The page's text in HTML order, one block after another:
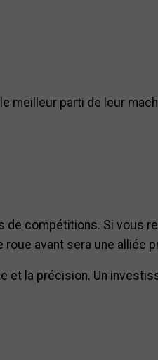
meilleur parti de leur
de compétitions. Si vous
avant sera une alliée
et la précision. Un